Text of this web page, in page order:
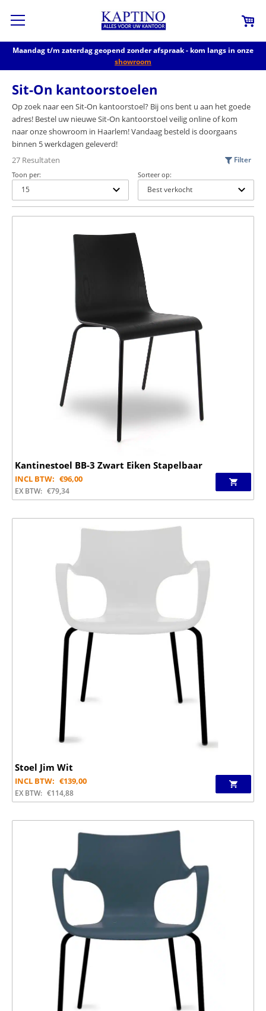
Maandag t/m zaterdag geopend zonder afspraak - kom langs in onze
showroom
Sit-On kantoorstoelen
Op zoek naar een Sit-On kantoorstoel? Bij ons bent u aan het goede
adres! Bestel uw nieuwe Sit-On kantoorstoel veilig online of kom
naar onze showroom in Haarlem! Vandaag besteld is doorgaans
binnen 5 werkdagen geleverd!
27 Resultaten
Filter
Toon per:
Sorteer op:
Kantinestoel BB-3 Zwart Eiken Stapelbaar
INCL BTW: €96,00
EX BTW: €79,34
Stoel Jim Wit
INCL BTW: €139,00
EX BTW: €114,88